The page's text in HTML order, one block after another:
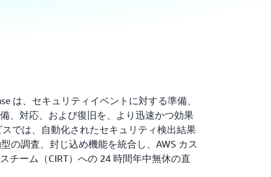
は、セキュリティイベントに対する準備、
、対応、および復旧を、より迅速かつ効果
では、自動化されたセキュリティ検出結果
の調査、封じ込め機能を統合し、AWS カス
チーム（CIRT）への 24 時間年中無休の直